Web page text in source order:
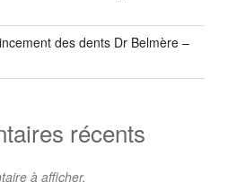
des dents Dr Belmère –
récents
à afficher.